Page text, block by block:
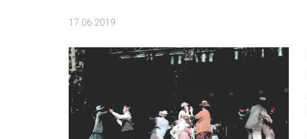
17.06.2019